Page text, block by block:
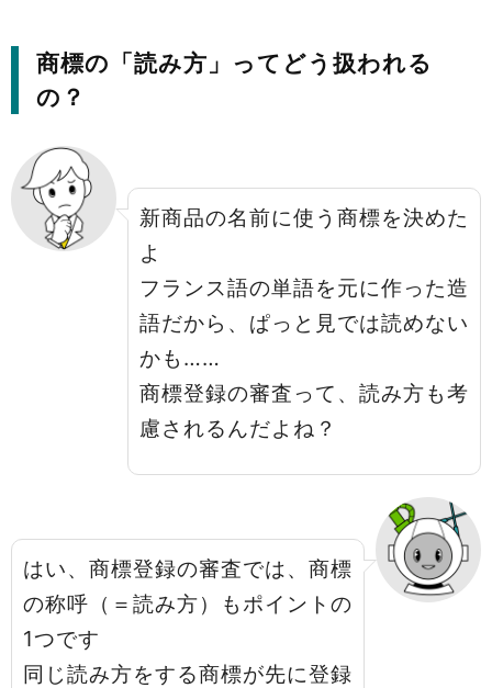
商標の「読み方」ってどう扱われる
の？
新商品の名前に使う商標を決めた
よ
フランス語の単語を元に作った造
語だから、ぱっと見では読めない
かも……
商標登録の審査って、読み方も考
慮されるんだよね？
はい、商標登録の審査では、商標
の称呼（＝読み方）もポイントの
1つです
同じ読み方をする商標が先に登録